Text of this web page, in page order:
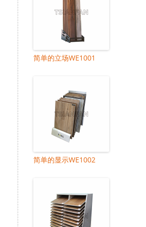
简单的立场WE1001
简单的显示WE1002